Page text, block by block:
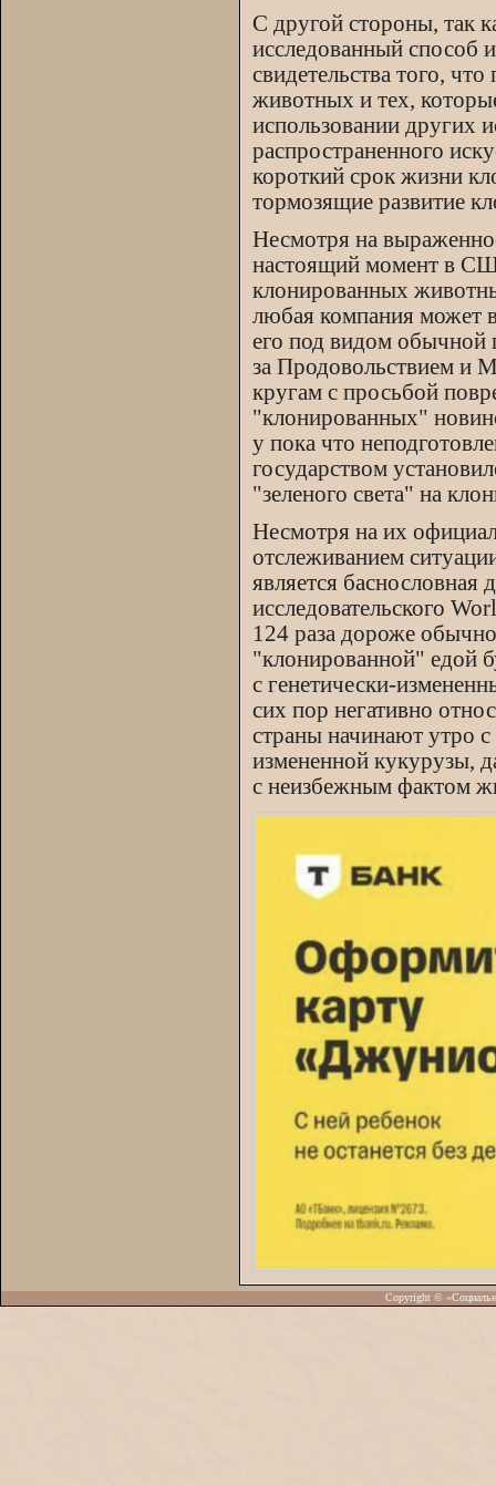
С другой стороны, так
исследованный способ
свидетельства того,
животных и тех,
использовании других
распространенного
короткий срок жизни
тормозящие развитие
Несмотря на
настоящий момент в
клонированных
любая компания может
его под видом
за Продовольствием и
кругам с просьбой
"клонированных"
у пока что
государством
"зеленого света" на
Несмотря на их
отслеживанием
является
исследовательского
124 раза дороже
"клонированной" едой
с генетически-
сих пор негативно
страны начинают утро с
измененной кукурузы,
с неизбежным фактом
Copyright ©